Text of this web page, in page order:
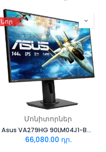
Նոր
Մոնիտորներ
Asus VA279HG 90LM04J1-B02371
66,080.00 դր.